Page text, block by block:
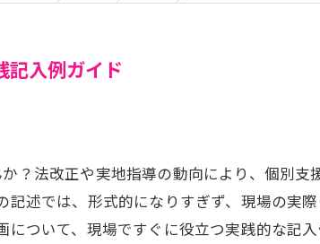
記入例ガイド
？法改正や実地指導の動向により、個別支
述では、形式的になりすぎず、現場の実
ついて、現場ですぐに役立つ実践的な記